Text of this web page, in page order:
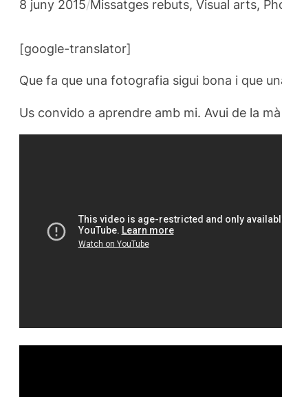
8 juny 2015/Missatges rebuts, Visual arts,
[google-translator]
Que fa que una fotografia sigui bona i que
Us convido a aprendre amb mi. Avui de la